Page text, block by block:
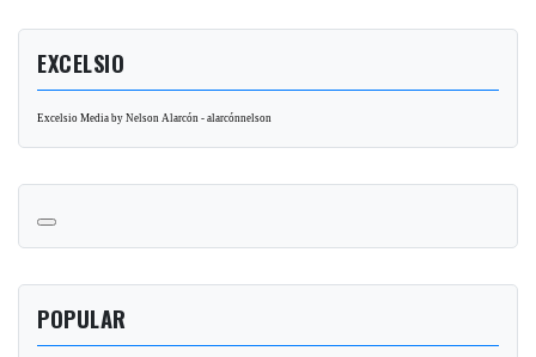
EXCELSIO
Excelsio Media by Nelson Alarcón - alarcónnelson
POPULAR